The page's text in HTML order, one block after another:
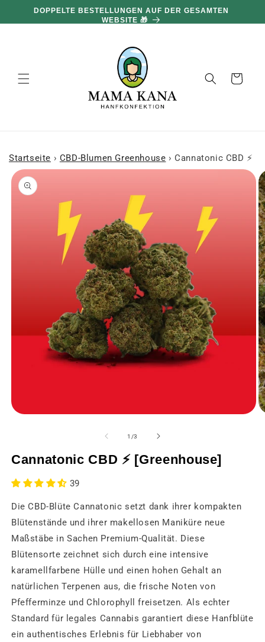
und zumDOPPELTE BESTELLUNGEN AUF DER GESAMTEN
WEBSITE 🎁
Warenkorb
Startseite › CBD-Blumen Greenhouse › Cannatonic CBD ⚡️
modalen
Fenster
1 /von
3
Cannatonic CBD ⚡️ [Greenhouse]
39
Die CBD-Blüte Cannatonic setzt dank ihrer kompakten
Blütenstände und ihrer makellosen Maniküre neue
Maßstäbe in Sachen Premium-Qualität. Diese
Blütensorte zeichnet sich durch eine intensive
karamellfarbene Hülle und einen hohen Gehalt an
natürlichen Terpenen aus, die frische Noten von
Pfefferminze und Chlorophyll freisetzen. Als echter
Standard für legales Cannabis garantiert diese Hanfblüte
ein authentisches Erlebnis für Liebhaber von